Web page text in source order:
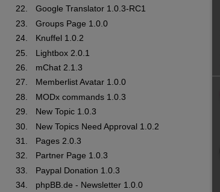
Google Translator 1.0.3-RC1
Groups Page 1.0.0
Knuffel 1.0.2
Lightbox 2.0.1
mChat 2.1.3
Memberlist Avatar 1.0.0
MODx commands 1.0.3
New Topic 1.0.3
New Topics Need Approval 1.0.2
Pages 2.0.3
Partner Page 1.0.3
Paypal Donation 1.0.3
phpBB.de - Newsletter 1.0.0